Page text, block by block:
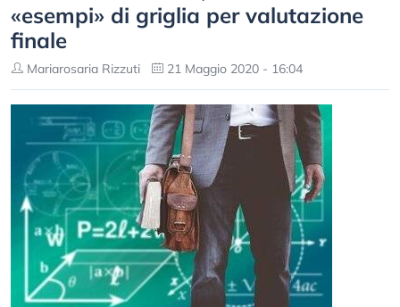
«esempi» di griglia per valutazione
finale
Mariarosaria Rizzuti 21 Maggio 2020 - 16:04